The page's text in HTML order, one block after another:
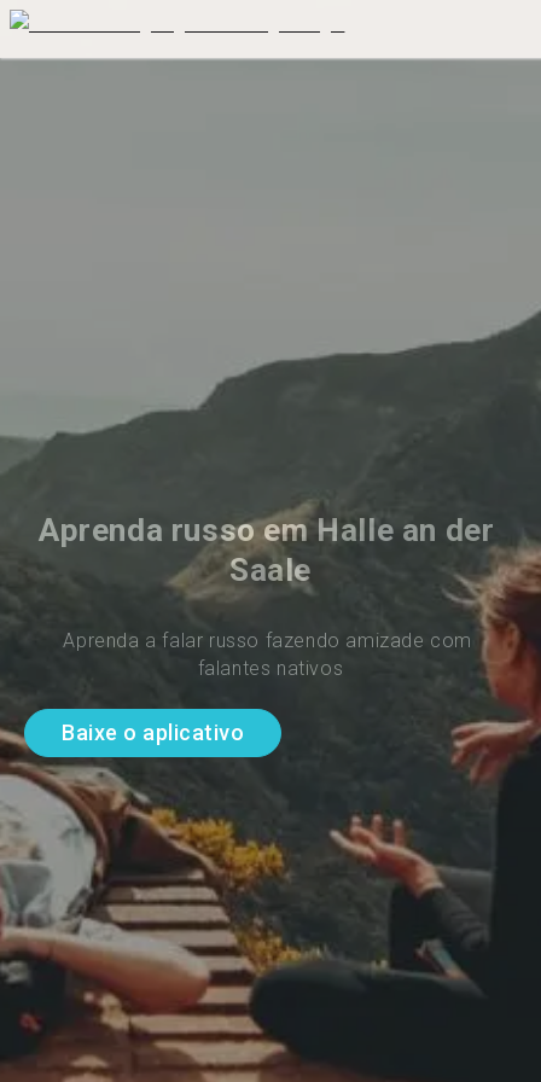
Aprenda russo em Halle an der
Saale
Aprenda a falar russo fazendo amizade com
falantes nativos
Baixe o aplicativo